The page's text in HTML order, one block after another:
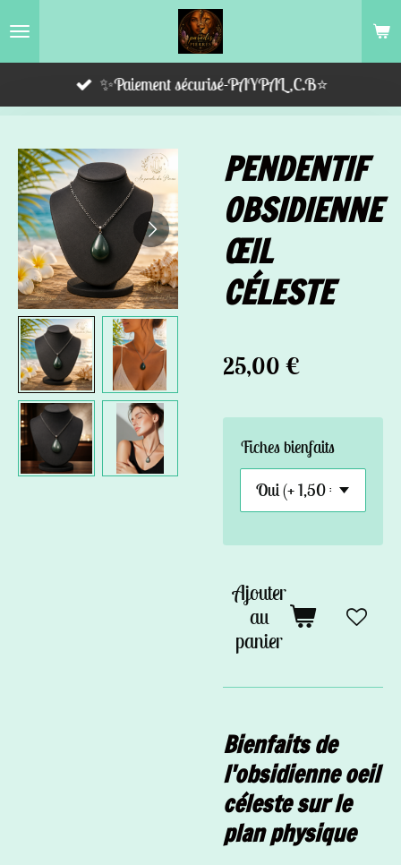
Passer
✨Paiement sécurisé-PAYPAL,C.B⭐️
PENDENTIF
OBSIDIENNE
ŒIL
CÉLESTE
25,00 €
Fiches bienfaits
Ajouter
au
panier
Bienfaits de
l'obsidienne oeil
céleste sur le
plan physique